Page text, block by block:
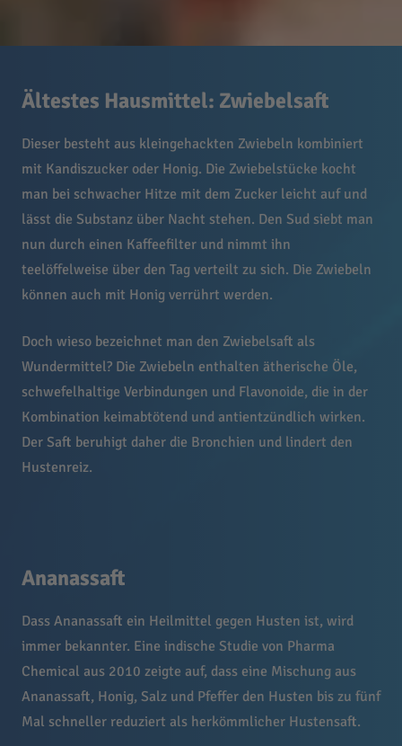
Ältestes Hausmittel: Zwiebelsaft
Dieser besteht aus kleingehackten Zwiebeln kombiniert
mit Kandiszucker oder Honig. Die Zwiebelstücke kocht
man bei schwacher Hitze mit dem Zucker leicht auf und
lässt die Substanz über Nacht stehen. Den Sud siebt man
nun durch einen Kaffeefilter und nimmt ihn
teelöffelweise über den Tag verteilt zu sich. Die Zwiebeln
können auch mit Honig verrührt werden.
Doch wieso bezeichnet man den Zwiebelsaft als
Wundermittel? Die Zwiebeln enthalten ätherische Öle,
schwefelhaltige Verbindungen und Flavonoide, die in der
Kombination keimabtötend und antientzündlich wirken.
Der Saft beruhigt daher die Bronchien und lindert den
Hustenreiz.
Ananassaft
Dass Ananassaft ein Heilmittel gegen Husten ist, wird
immer bekannter. Eine indische Studie von Pharma
Chemical aus 2010 zeigte auf, dass eine Mischung aus
Ananassaft, Honig, Salz und Pfeffer den Husten bis zu fünf
Mal schneller reduziert als herkömmlicher Hustensaft.